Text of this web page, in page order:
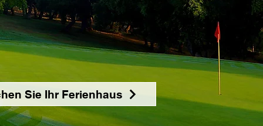
Sie Ihr Ferienhaus